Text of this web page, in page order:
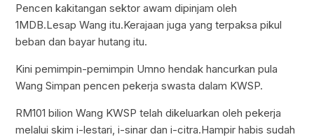
Pencen kakitangan sektor awam dipinjam oleh
1MDB.Lesap Wang itu.Kerajaan juga yang terpaksa pikul
beban dan bayar hutang itu.
Kini pemimpin-pemimpin Umno hendak hancurkan pula
Wang Simpan pencen pekerja swasta dalam KWSP.
RM101 bilion Wang KWSP telah dikeluarkan oleh pekerja
melalui skim i-lestari, i-sinar dan i-citra.Hampir habis sudah